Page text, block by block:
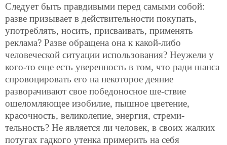
Следует быть правдивыми перед самыми собой:
разве призывает в действительности покупать,
употреблять, носить, присваивать, применять
реклама? Разве обращена она к какой-либо
человеческой ситуации использования? Неужели у
кого-то еще есть уверенность в том, что ради шанса
спровоцировать его на некоторое деяние
разворачивают свое победоносное ше-ствие
ошеломляющее изобилие, пышное цветение,
красочность, великолепие, энергия, стреми-
тельность? Не является ли человек, в своих жалких
потугах гадкого утенка примерить на себя